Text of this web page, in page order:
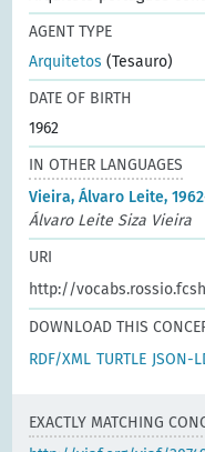
AGENT TYPE
Arquitetos (Tesauro)
DATE OF BIRTH
1962
IN OTHER LANGUAGES
Vieira, Álvaro Leite,
Álvaro Leite Siza Vieira
URI
http://
DOWNLOAD THIS
RDF/XML TURTLE JSON-
EXACTLY MATCHING